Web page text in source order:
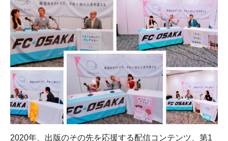
2020年、出版のその先を応援する配信コンテンツ、第1